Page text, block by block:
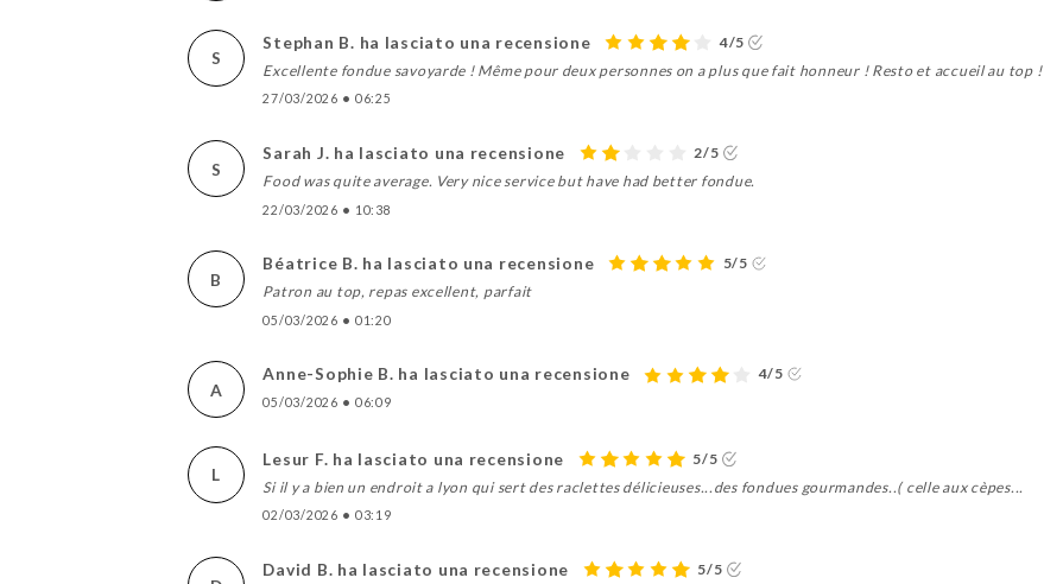
S
Stephan B. ha lasciato una recensione
4/5
Excellente fondue savoyarde ! Même pour deux personnes on a plus que fait honneur ! Resto et accueil au top !
27/03/2026 • 06:25
S
Sarah J. ha lasciato una recensione
2/5
Food was quite average. Very nice service but have had better fondue.
22/03/2026 • 10:38
B
Béatrice B. ha lasciato una recensione
5/5
Patron au top, repas excellent, parfait
05/03/2026 • 01:20
A
Anne-Sophie B. ha lasciato una recensione 4/5
05/03/2026 • 06:09
L
Lesur F. ha lasciato una recensione
5/5
Si il y a bien un endroit a lyon qui sert des raclettes délicieuses...des fondues gourmandes..( celle aux cèpes...
02/03/2026 • 03:19
David B. ha lasciato una recensione 5/5